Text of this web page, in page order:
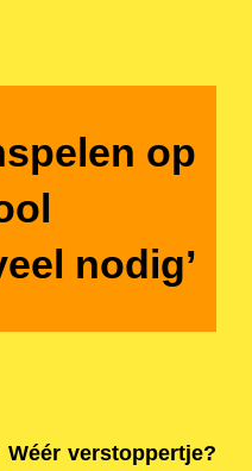
op
nodig’
verstoppertje?